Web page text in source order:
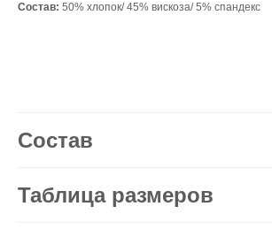
Состав: 50% хлопок/ 45% вискоза/ 5% спандекс
Состав
Таблица размеров